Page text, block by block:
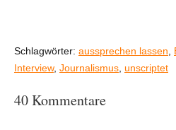
Schlagwörter: aussprechen lassen,
Interview, Journalismus, unscriptet
40 Kommentare